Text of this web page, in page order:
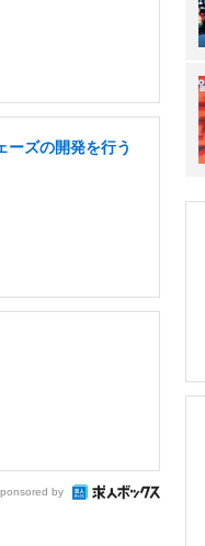
ーズの開発を行う
by